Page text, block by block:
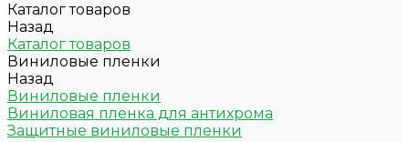
Каталог товаров
Назад
Каталог товаров
Виниловые пленки
Назад
Виниловые пленки
Виниловая пленка для антихрома
Защитные виниловые пленки